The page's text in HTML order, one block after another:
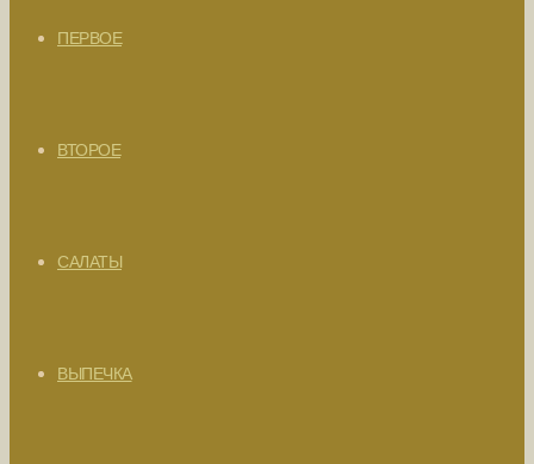
ПЕРВОЕ
ВТОРОЕ
САЛАТЫ
ВЫПЕЧКА